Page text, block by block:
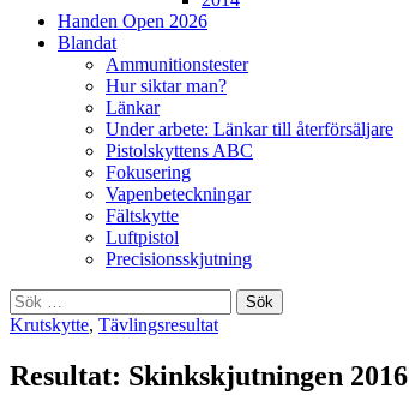
Handen Open 2026
Blandat
Ammunitionstester
Hur siktar man?
Länkar
Under arbete: Länkar till återförsäljare
Pistolskyttens ABC
Fokusering
Vapenbeteckningar
Fältskytte
Luftpistol
Precisionsskjutning
Sök
efter:
Krutskytte, Tävlingsresultat
Resultat: Skinkskjutningen 2016